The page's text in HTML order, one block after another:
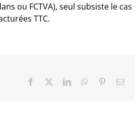
ou FCTVA), seul subsiste le cas
TTC.
Facebook LinkedInWhatsApp
PinterestEmail